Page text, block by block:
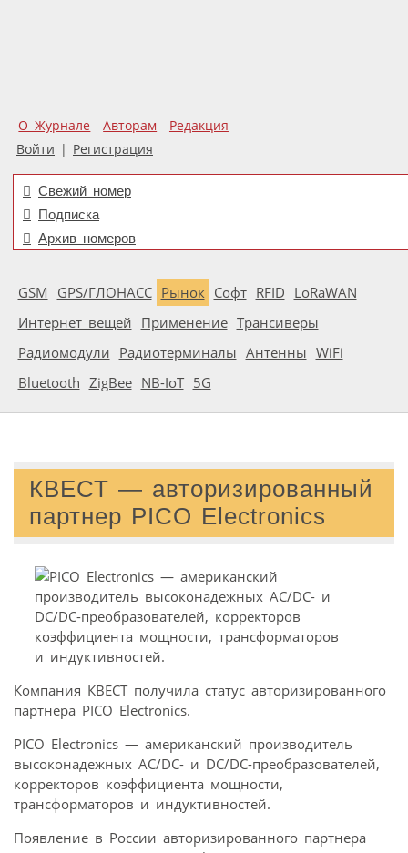
О Журнале Авторам
Редакция
Войти | Регистрация
Свежий номер
Подписка
Архив номеров
GSM GPS/ГЛОНАСС Рынок Софт RFID LoRaWAN
Интернет вещей Применение Трансиверы
Радиомодули Радиотерминалы Антенны WiFi
Bluetooth ZigBee NB-IoT 5G
КВЕСТ — авторизированный
партнер PICO Electronics
Компания КВЕСТ получила статус авторизированного
партнера PICO Electronics.
PICO Electronics — американский производитель
высоконадежных AC/DC- и DC/DC-преобразователей,
корректоров коэффициента мощности,
трансформаторов и индуктивностей.
Появление в России авторизированного партнера